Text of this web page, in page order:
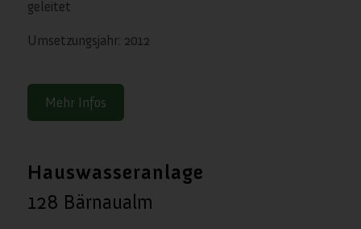
geleitet
Umsetzungsjahr: 2012
Mehr Infos
Hauswasseranlage
128 Bärnaualm